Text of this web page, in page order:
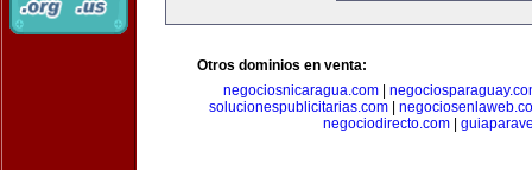
Otros dominios en venta:
negociosnicaragua.com
solucionespublicitarias.com
negociodirecto.com